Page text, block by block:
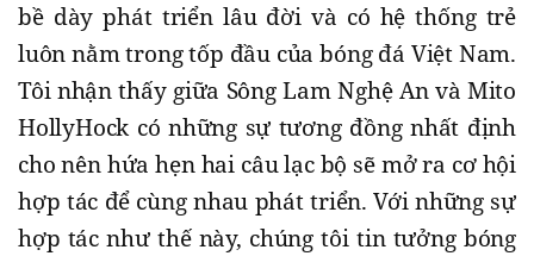
bề dày phát triển lâu đời và có hệ thống trẻ
luôn nằm trong tốp đầu của bóng đá Việt Nam.
Tôi nhận thấy giữa Sông Lam Nghệ An và Mito
HollyHock có những sự tương đồng nhất định
cho nên hứa hẹn hai câu lạc bộ sẽ mở ra cơ hội
hợp tác để cùng nhau phát triển. Với những sự
hợp tác như thế này, chúng tôi tin tưởng bóng